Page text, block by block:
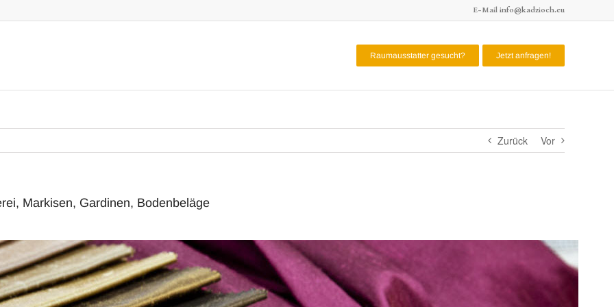
E-Mail info@kadzioch.eu
Raumausstatter gesucht? Jetzt anfragen!
Zurück Vor
Markisen, Gardinen, Bodenbeläge